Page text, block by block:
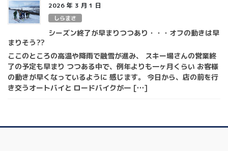
2026 年 3 月 1 日
しらまさ
シーズン終了が早まりつつあり・・・オフの動きは早
まりそう??
ここのところの高温や降雨で融雪が進み、 スキー場さんの営業終
了の予定も早まり つつある中で、例年よりも一ヶ月くらい お客様
の動きが早くなっているように 感じます。 今日から、店の前を行
き交うオートバイと ロードバイクが一 […]